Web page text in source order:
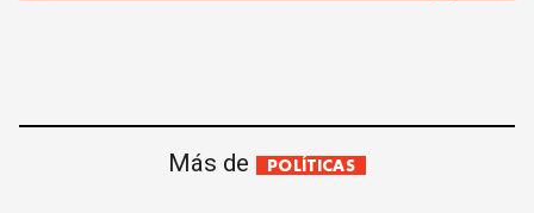
Más de POLÍTICAS